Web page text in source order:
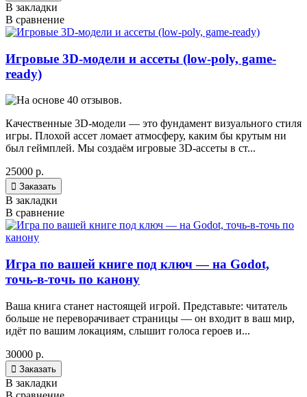
В закладки
В сравнение
Игровые 3D-модели и ассеты (low-poly, game-
ready)
Качественные 3D-модели — это фундамент визуального стиля
игры. Плохой ассет ломает атмосферу, каким бы крутым ни
был геймплей. Мы создаём игровые 3D-ассеты в ст...
25000 р.
 Заказать
В закладки
В сравнение
Игра по вашей книге под ключ — на Godot,
точь-в-точь по канону
Ваша книга станет настоящей игрой. Представьте: читатель
больше не переворачивает страницы — он входит в ваш мир,
идёт по вашим локациям, слышит голоса героев и...
30000 р.
 Заказать
В закладки